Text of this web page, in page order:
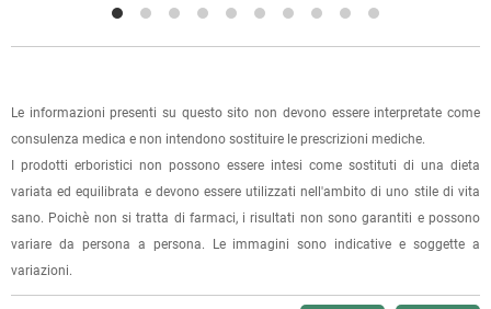
(selezionando l'apposita casella del modulo d'ordine e
specificando l'indirizzo di fatturazione).
Dalla tuaArea Clientepotrai verificare lo stato di lavorazione
dell'ordine e lo stato della spedizione.
Per qualsiasi informazione, contattaci via
Le informazioni presenti su questo sito non devono essere interpretate come
consulenza medica e non intendono sostituire le prescrizioni mediche.
I prodotti erboristici non possono essere intesi come sostituti di una dieta
variata ed equilibrata e devono essere utilizzati nell'ambito di uno stile di vita
sano. Poichè non si tratta di farmaci, i risultati non sono garantiti e possono
variare da persona a persona. Le immagini sono indicative e soggette a
variazioni.